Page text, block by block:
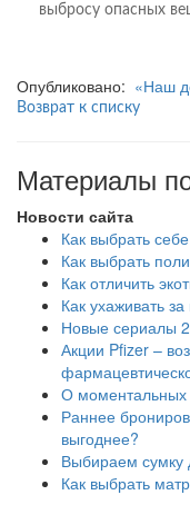
выбросу опасных
Опубликовано: «Наш
Возврат к списку
Материалы
Новости сайта
Как выбрать
Как выбрать
Как отличить
Как ухаживать
Новые сериалы
Акции Pfizer –
О моментальных
Раннее
выгоднее?
Выбираем сумку
Как выбрать